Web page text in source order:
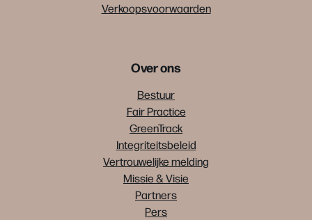
Verkoopsvoorwaarden
Over ons
Bestuur
Fair Practice
GreenTrack
Integriteitsbeleid
Vertrouwelijke melding
Missie & Visie
Partners
Pers